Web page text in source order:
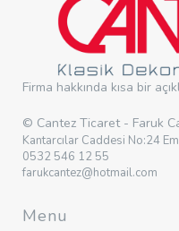
Firma hakkında kısa bir
© Cantez Ticaret - Faruk
Kantarcılar Caddesi No:24
0532 546 12 55
farukcantez@hotmail.com
Menu